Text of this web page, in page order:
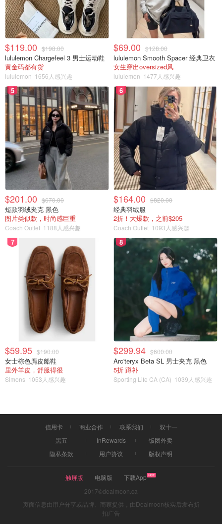
$119.00 $198.00
lululemon Chargefeel 3 男士运动鞋
黄金码都有货
lululemon 1656人感兴趣
$69.00 $128.00
lululemon Smooth Spacer 经典卫衣
女生穿出oversized风
lululemon 1477人感兴趣
5
$201.00 $670.00
短款羽绒夹克 黑色
图片类似款，时尚感巨重
Coach Outlet 1188人感兴趣
6
$164.00 $820.00
经典羽绒服
2折！大爆款，之前$205
Coach Outlet 1093人感兴趣
7
$59.95 $190.00
女士棕色麂皮船鞋
里外羊皮，舒服得很
Simons 1053人感兴趣
8
$299.94 $600.00
Arc'teryx Beta SL 男士夹克 黑色
5折 蹲补
Sporting Life CA (CA) 1039人感兴趣
信用卡 商业合作 联系我们
双十一
黑五
InRewards
饭团外卖
隐私条款
用户协议 版权声明
触屏版 电脑版
下载App
2017©dealmoon.ca
页面信息由用户分享或品牌、商家提供，由Dealmoon核实后发布折
扣广告